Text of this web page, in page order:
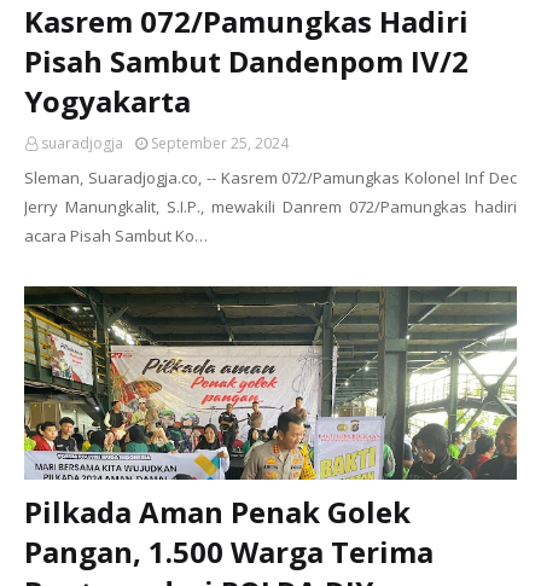
Kasrem 072/Pamungkas Hadiri
Pisah Sambut Dandenpom IV/2
Yogyakarta
suaradjogja September 25, 2024
Sleman, Suaradjogja.co, -- Kasrem 072/Pamungkas Kolonel Inf Dec
Jerry Manungkalit, S.I.P., mewakili Danrem 072/Pamungkas hadiri
acara Pisah Sambut Ko…
Pilkada Aman Penak Golek
Pangan, 1.500 Warga Terima